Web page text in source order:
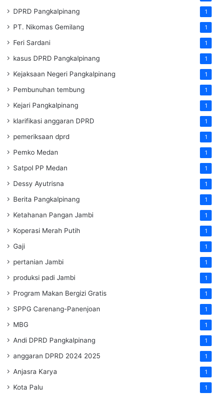
DPRD Pangkalpinang 1
PT. Nikomas Gemilang 1
Feri Sardani 1
kasus DPRD Pangkalpinang 1
Kejaksaan Negeri Pangkalpinang 1
Pembunuhan tembung 1
Kejari Pangkalpinang 1
klarifikasi anggaran DPRD 1
pemeriksaan dprd 1
Pemko Medan 1
Satpol PP Medan 1
Dessy Ayutrisna 1
Berita Pangkalpinang 1
Ketahanan Pangan Jambi 1
Koperasi Merah Putih 1
Gaji 1
pertanian Jambi 1
produksi padi Jambi 1
Program Makan Bergizi Gratis 1
SPPG Carenang-Panenjoan 1
MBG 1
Andi DPRD Pangkalpinang 1
anggaran DPRD 2024 2025 1
Anjasra Karya 1
Kota Palu 1